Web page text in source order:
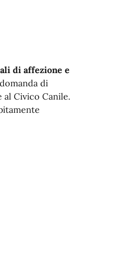
di affezione e
di
Civico Canile.